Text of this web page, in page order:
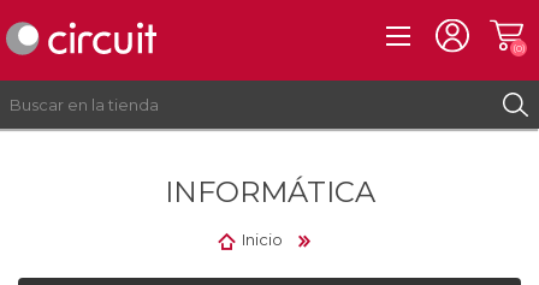
(0)
INFORMÁTICA
Inicio